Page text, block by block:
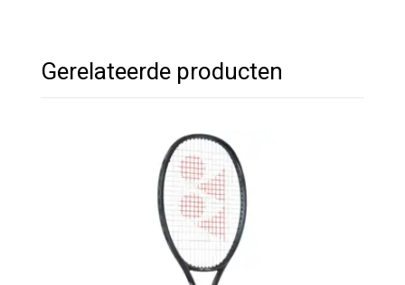
Gerelateerde producten